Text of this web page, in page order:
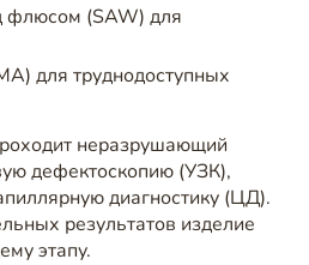
флюсом (SAW) для
для труднодоступных
неразрушающий
дефектоскопию (УЗК),
диагностику (ЦД).
результатов изделие
этапу.